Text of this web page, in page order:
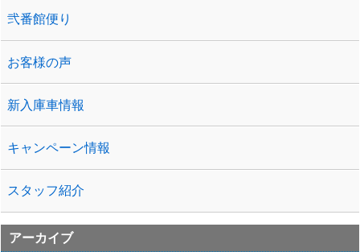
弐番館便り
お客様の声
新入庫車情報
キャンペーン情報
スタッフ紹介
アーカイブ